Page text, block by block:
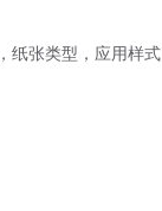
纸张类型，应用样式